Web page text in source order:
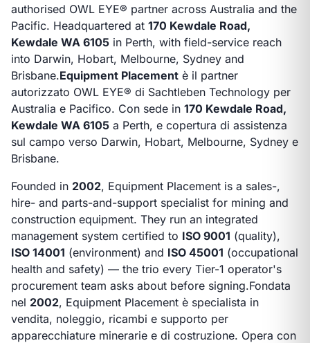
authorised OWL EYE® partner across Australia and the
Pacific. Headquartered at 170 Kewdale Road,
Kewdale WA 6105 in Perth, with field-service reach
into Darwin, Hobart, Melbourne, Sydney and
Brisbane.Equipment Placement è il partner
autorizzato OWL EYE® di Sachtleben Technology per
Australia e Pacifico. Con sede in 170 Kewdale Road,
Kewdale WA 6105 a Perth, e copertura di assistenza
sul campo verso Darwin, Hobart, Melbourne, Sydney e
Brisbane.
Founded in 2002, Equipment Placement is a sales-,
hire- and parts-and-support specialist for mining and
construction equipment. They run an integrated
management system certified to ISO 9001 (quality),
ISO 14001 (environment) and ISO 45001 (occupational
health and safety) — the trio every Tier-1 operator's
procurement team asks about before signing.Fondata
nel 2002, Equipment Placement è specialista in
vendita, noleggio, ricambi e supporto per
apparecchiature minerarie e di costruzione. Opera con